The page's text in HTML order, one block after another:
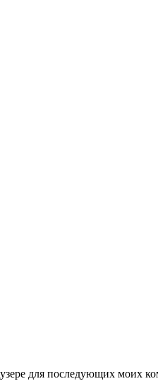
для последующих моих